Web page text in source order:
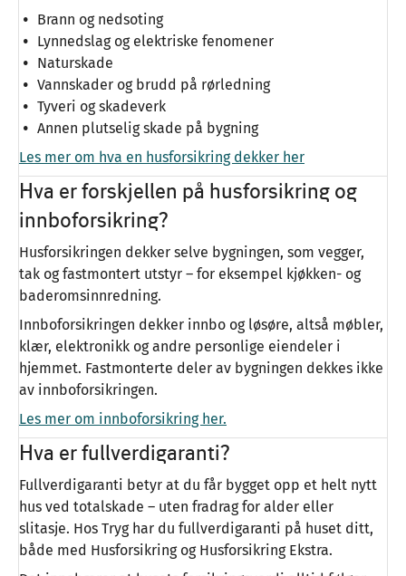
Brann og nedsoting
Lynnedslag og elektriske fenomener
Naturskade
Vannskader og brudd på rørledning
Tyveri og skadeverk
Annen plutselig skade på bygning
Les mer om hva en husforsikring dekker her
Hva er forskjellen på husforsikring og
innboforsikring?
Husforsikringen dekker selve bygningen, som vegger,
tak og fastmontert utstyr – for eksempel kjøkken- og
baderomsinnredning.
Innboforsikringen dekker innbo og løsøre, altså møbler,
klær, elektronikk og andre personlige eiendeler i
hjemmet. Fastmonterte deler av bygningen dekkes ikke
av innboforsikringen.
Les mer om innboforsikring her.
Hva er fullverdigaranti?
Fullverdigaranti betyr at du får bygget opp et helt nytt
hus ved totalskade – uten fradrag for alder eller
slitasje. Hos Tryg har du fullverdigaranti på huset ditt,
både med Husforsikring og Husforsikring Ekstra.